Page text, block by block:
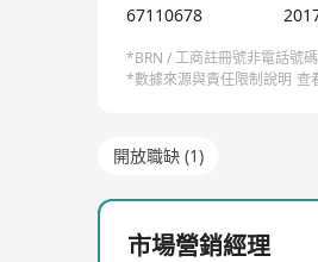
67110678
*BRN / 工商註冊號非電話號
*數據來源與責任限制說明 查
開放職缺 (1)
市場營銷經理